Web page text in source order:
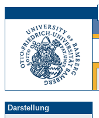
Darstellung